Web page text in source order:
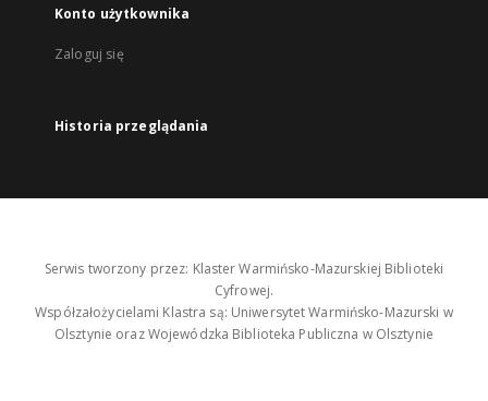
Konto użytkownika
Zaloguj się
Historia przeglądania
Serwis tworzony przez: Klaster Warmińsko-Mazurskiej Biblioteki
Cyfrowej.
Współzałożycielami Klastra są: Uniwersytet Warmińsko-Mazurski w
Olsztynie oraz Wojewódzka Biblioteka Publiczna w Olsztynie